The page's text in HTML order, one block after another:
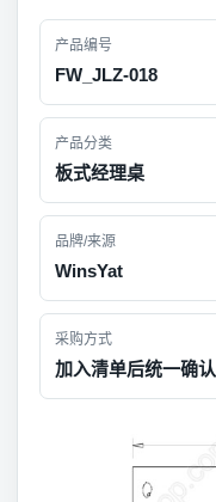
产品编号
FW_JLZ-018
产品分类
板式经理桌
品牌/来源
WinsYat
采购方式
加入清单后统一确认